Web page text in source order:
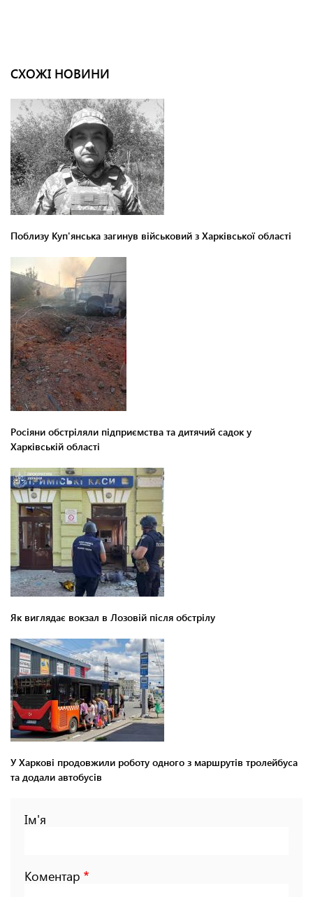
СХОЖІ НОВИНИ
Поблизу Куп'янська загинув військовий з Харківської області
Росіяни обстріляли підприємства та дитячий садок у
Харківській області
Як виглядає вокзал в Лозовій після обстрілу
У Харкові продовжили роботу одного з маршрутів тролейбуса
та додали автобусів
Ім'я
Коментар